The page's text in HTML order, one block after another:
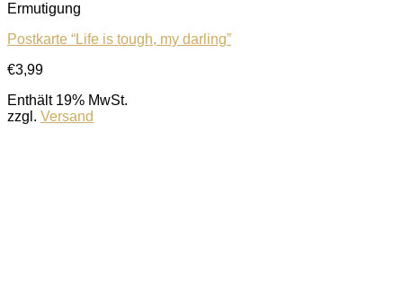
Ermutigung
Postkarte “Life is tough, my darling”
€3,99
Enthält 19% MwSt.
zzgl. Versand